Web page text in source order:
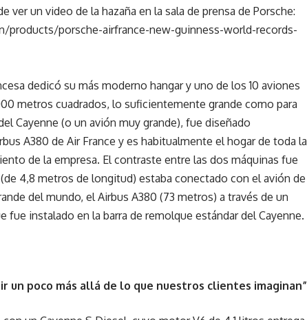
ver un video de la hazaña en la sala de prensa de Porsche:
porsche-airfrance-new-guinness-world-records-
dedicó su más moderno hangar y uno de los 10 aviones
metros cuadrados, lo suficientemente grande como para
Cayenne (o un avión muy grande), fue diseñado
A380 de Air France y es habitualmente el hogar de toda la
de la empresa. El contraste entre las dos máquinas fue
4,8 metros de longitud) estaba conectado con el avión de
del mundo, el Airbus A380 (73 metros) a través de un
fue instalado en la barra de remolque estándar del Cayenne.
un poco más allá de lo que nuestros clientes imaginan”